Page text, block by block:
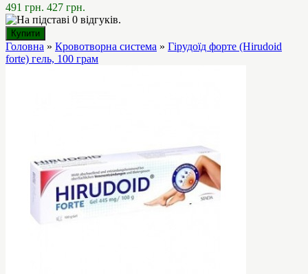
491 грн. 427 грн.
Головна » Кровотворна система » Гірудоїд форте (Hirudoid
forte) гель, 100 грам